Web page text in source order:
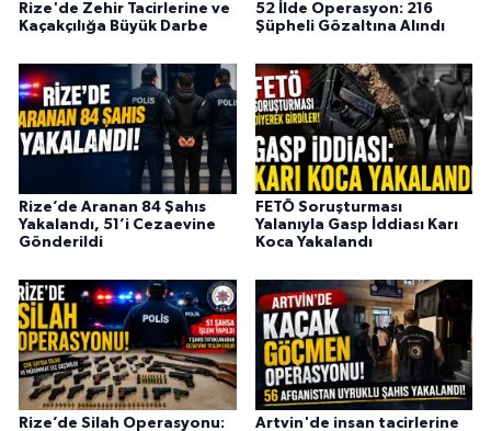
Rize'de Zehir Tacirlerine ve
Kaçakçılığa Büyük Darbe
52 İlde Operasyon: 216
Şüpheli Gözaltına Alındı
Rize’de Aranan 84 Şahıs
Yakalandı, 51’i Cezaevine
Gönderildi
FETÖ Soruşturması
Yalanıyla Gasp İddiası Karı
Koca Yakalandı
Rize’de Silah Operasyonu: Artvin'de insan tacirlerine
YAŞAM
YEREL
Yerel Haberler